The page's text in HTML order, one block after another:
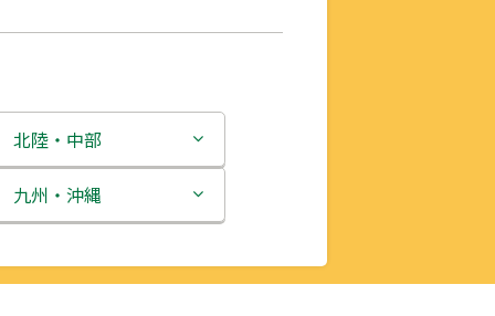
北陸・中部
新潟県
九州・沖縄